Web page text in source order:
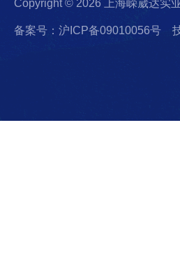
Copyright © 2026 上海嵘崴达实
备案号：沪ICP备09010056号